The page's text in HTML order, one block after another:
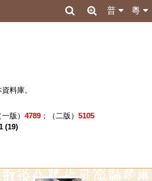
粵
普
料庫。
版） 4789；（二版） 5105
(19)